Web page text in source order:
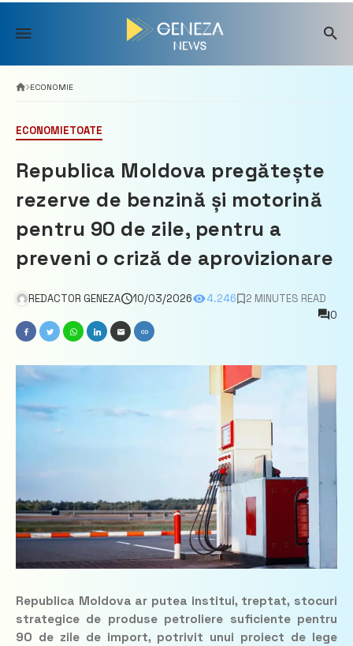
Skip
content
ECONOMIE
ECONOMIETOATE
Republica Moldova pregătește
rezerve de benzină și motorină
pentru 90 de zile, pentru a
preveni o criză de aprovizionare
REDACTOR GENEZA 10/03/2026 4.246
2 MINUTES READ
0
Republica Moldova ar putea institui, treptat, stocuri
strategice de produse petroliere suficiente pentru
90 de zile de import, potrivit unui proiect de lege